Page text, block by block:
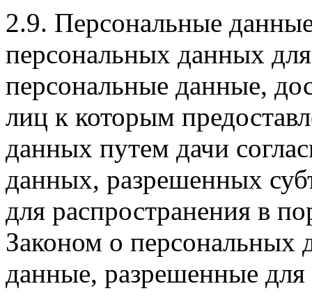
2.9. Персональные
персональных данных
персональные данные,
лиц к которым
данных путем дачи
данных, разрешенных
для распространения в
Законом о персональных
данные, разрешенные для